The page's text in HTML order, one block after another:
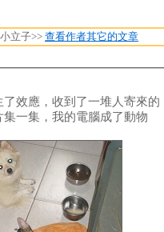
小立子>> 查看作者其它的文章
效應，收到了一堆人寄來的
一集，我的電腦成了動物